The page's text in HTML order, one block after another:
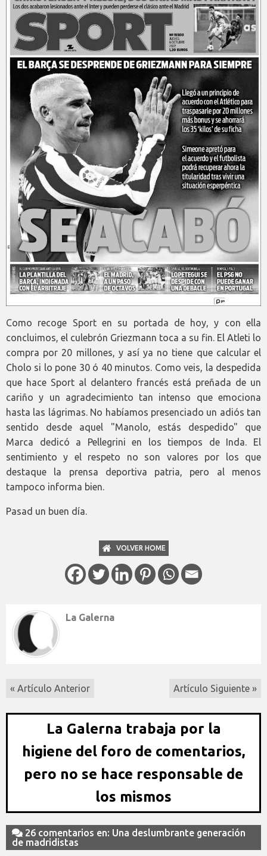
Como recoge Sport en su portada de hoy, y con ella
concluimos, el culebrón Griezmann toca a su fin. El Atleti lo
compra por 20 millones, y así ya no tiene que calcular el
Cholo si lo pone 30 ó 40 minutos. Como veis, la despedida
que hace Sport al delantero francés está preñada de un
cariño y un agradecimiento tan intenso que emociona
hasta las lágrimas. No habíamos presenciado un adiós tan
sentido desde aquel "Manolo, estás despedido" que
Marca dedicó a Pellegrini en los tiempos de Inda. El
sentimiento y el respeto no son valores por los que
destaque la prensa deportiva patria, pero al menos
tampoco informa bien.
Pasad un buen día.
VOLVER HOME
La Galerna
« Artículo Anterior Artículo Siguiente »
La Galerna trabaja por la
higiene del foro de comentarios,
pero no se hace responsable de
los mismos
26 comentarios en: Una deslumbrante generación
de madridistas